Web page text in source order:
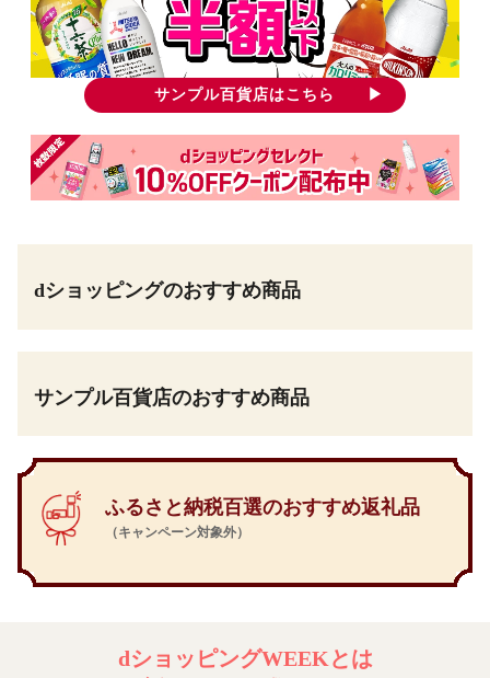
サンプル百貨店はこちら
dショッピングのおすすめ商品
サンプル百貨店のおすすめ商品
ふるさと納税百選のおすすめ返礼品
（キャンペーン対象外）
dショッピングWEEKとは